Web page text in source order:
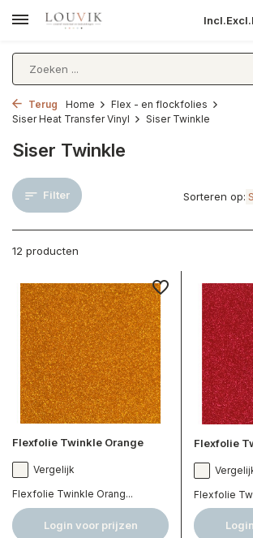
Incl.Excl.
Terug Home
Flex - en flockfolies
Siser Heat Transfer Vinyl
Siser Twinkle
Siser Twinkle
Filter
12 producten
Sorteren op:
Flexfolie Twinkle Orange
Vergelijk
Flexfolie Twinkle Orang...
Login voor prijzen
Flexfolie
Flexfolie